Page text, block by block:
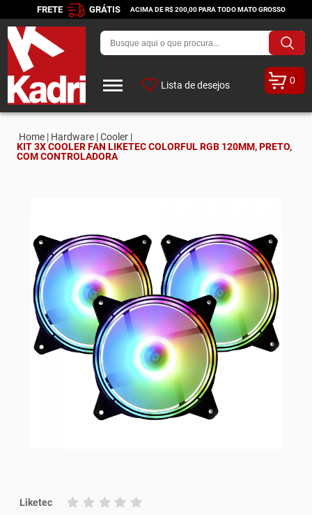
FRETE GRÁTIS ACIMA DE R$ 200,00 PARA TODO MATO GROSSO
Lista de desejos 0
Home | Hardware |Cooler |
KIT 3X COOLER FAN LIKETEC COLORFUL RGB 120MM, PRETO,
COM CONTROLADORA
Liketec